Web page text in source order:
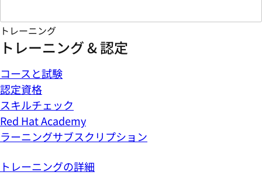
トレーニング
トレーニング & 認定
コースと試験
認定資格
スキルチェック
Red Hat Academy
ラーニングサブスクリプション
トレーニングの詳細